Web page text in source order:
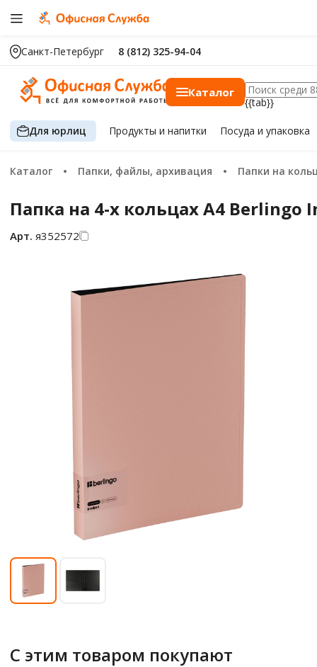
Санкт-Петербург 8 (812) 325-94-04
Каталог
{{tab}}
Для юрлиц Продуктыи напитки Посуда и упаковка
Каталог Папки, файлы, архивация Папки на
Папка на 4-х кольцах А4
Арт. я352572
С этим товаром покупают